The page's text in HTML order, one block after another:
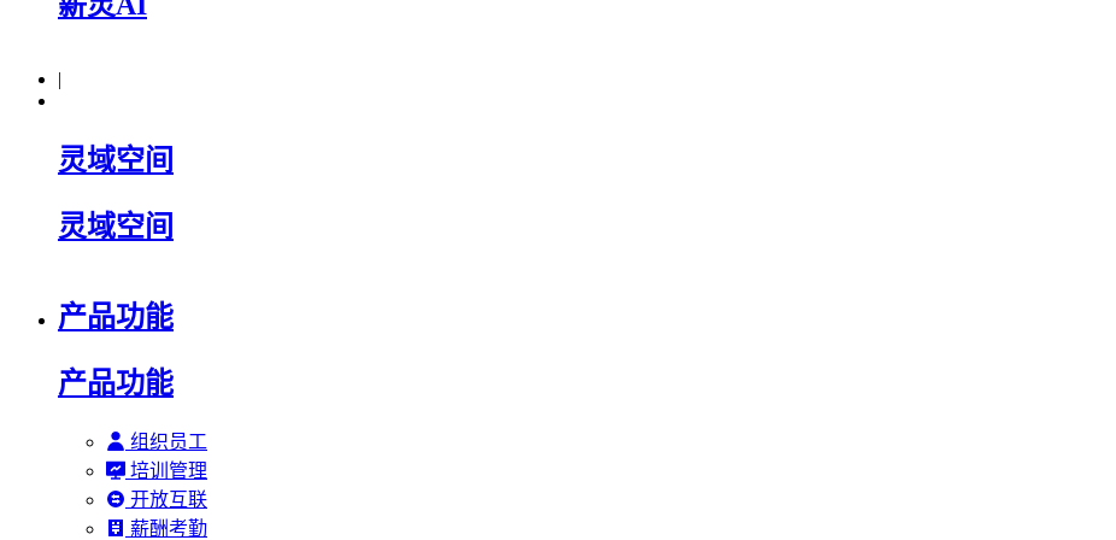
|
灵域空间
灵域空间
产品功能
产品功能
组织员工
培训管理
开放互联
薪酬考勤